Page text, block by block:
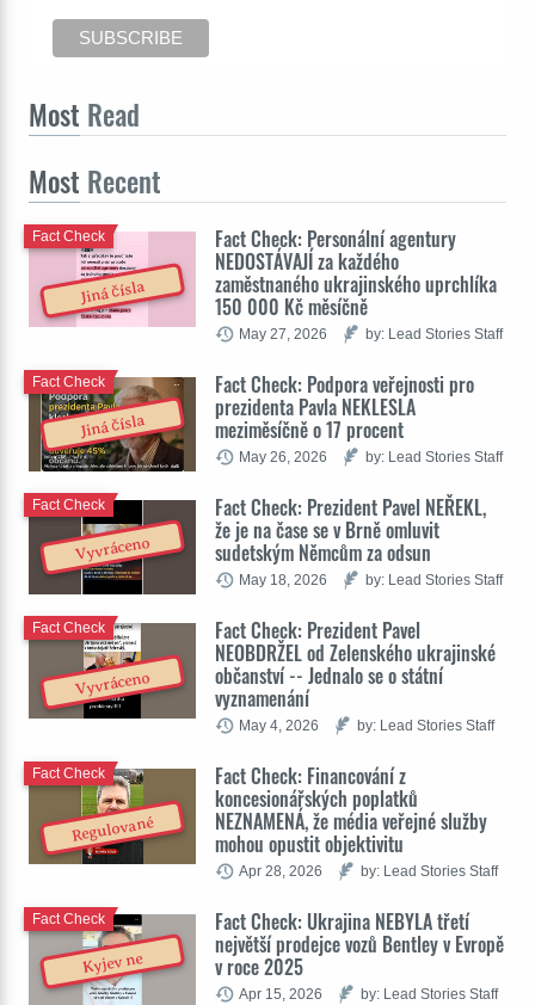
Most Read
Most Recent
Jiná čísla
Fact Check: Personální agentury
NEDOSTÁVAJÍ za každého
zaměstnaného ukrajinského uprchlíka
150 000 Kč měsíčně
Fact Check
May 27, 2026 by: Lead Stories Staff
Jiná čísla
Fact Check: Podpora veřejnosti pro
prezidenta Pavla NEKLESLA
meziměsíčně o 17 procent
Fact Check
May 26, 2026 by: Lead Stories Staff
Vyvráceno
Fact Check: Prezident Pavel NEŘEKL,
že je na čase se v Brně omluvit
sudetským Němcům za odsun
Fact Check
May 18, 2026 by: Lead Stories Staff
Vyvráceno
Fact Check: Prezident Pavel
NEOBDRŽEL od Zelenského ukrajinské
občanství -- Jednalo se o státní
vyznamenání
Fact Check
May 4, 2026 by: Lead Stories Staff
Regulované
Fact Check: Financování z
koncesionářských poplatků
NEZNAMENÁ, že média veřejné služby
mohou opustit objektivitu
Fact Check
Apr 28, 2026 by: Lead Stories Staff
Kyjev ne
Fact Check: Ukrajina NEBYLA třetí
největší prodejce vozů Bentley v Evropě
v roce 2025
Fact Check
Apr 15, 2026 by: Lead Stories Staff